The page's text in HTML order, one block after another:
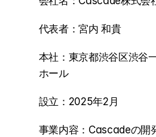
代表者：宮内 和貴
本社：東京都渋谷区渋谷
ホール
設立：2025年2月
事業内容：Cascadeの開